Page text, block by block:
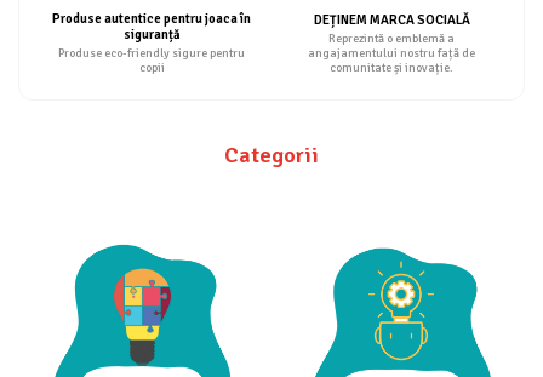
Produse autentice pentru joaca în
siguranță
Produse eco-friendly sigure pentru
copii
DEȚINEM MARCA SOCIALĂ
Reprezintă o emblemă a
angajamentului nostru față de
comunitate și inovație.
Categorii